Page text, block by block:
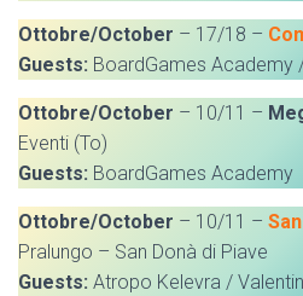
Ottobre/October – 17/18 –
Guests: BoardGames Academy
Ottobre/October – 10/11 –
Eventi (To)
Guests: BoardGames Academy
Ottobre/October – 10/11 –
Pralungo – San Donà di Piave
Guests: Atropo Kelevra /